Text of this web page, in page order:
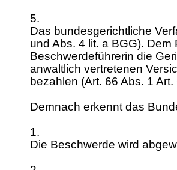
5.
Das bundesgerichtliche
und Abs. 4 lit. a BGG).
Beschwerdeführerin die
anwaltlich vertretenen
bezahlen (Art. 66 Abs. 1 Art.
Demnach erkennt das
1.
Die Beschwerde wird